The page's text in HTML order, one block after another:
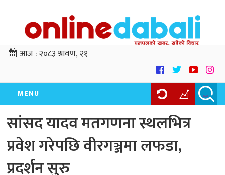
आज :२०८३ श्रावण, २१
MENU
सांसद यादव मतगणना स्थलभित्र
प्रवेश गरेपछि वीरगञ्जमा लफडा,
प्रदर्शन सुरु